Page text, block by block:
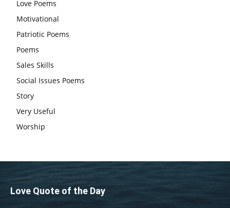
Love Poems
Motivational
Patriotic Poems
Poems
Sales Skills
Social Issues Poems
Story
Very Useful
Worship
Love Quote of the Day